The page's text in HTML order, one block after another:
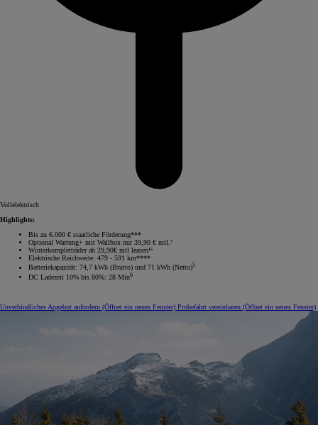
Vollelektrisch
Highlights:
Bis zu 6.000 € staatliche Förderung***
Optional Wartung+ mit Wallbox nur 39,90 € mtl.⁷
Winterkompletträder ab 29,90€ mtl leasen¹⁵
Elektrische Reichweite: 479 - 591 km****
Batteriekapazität: 74,7 kWh (Brutto) und 71 kWh (Netto)5
DC Ladezeit 10% bis 80%: 28 Min6
Unverbindliches Angebot anfordern (Öffnet ein neues Fenster) Probefahrt vereinbaren (Öffnet ein neues Fenster)